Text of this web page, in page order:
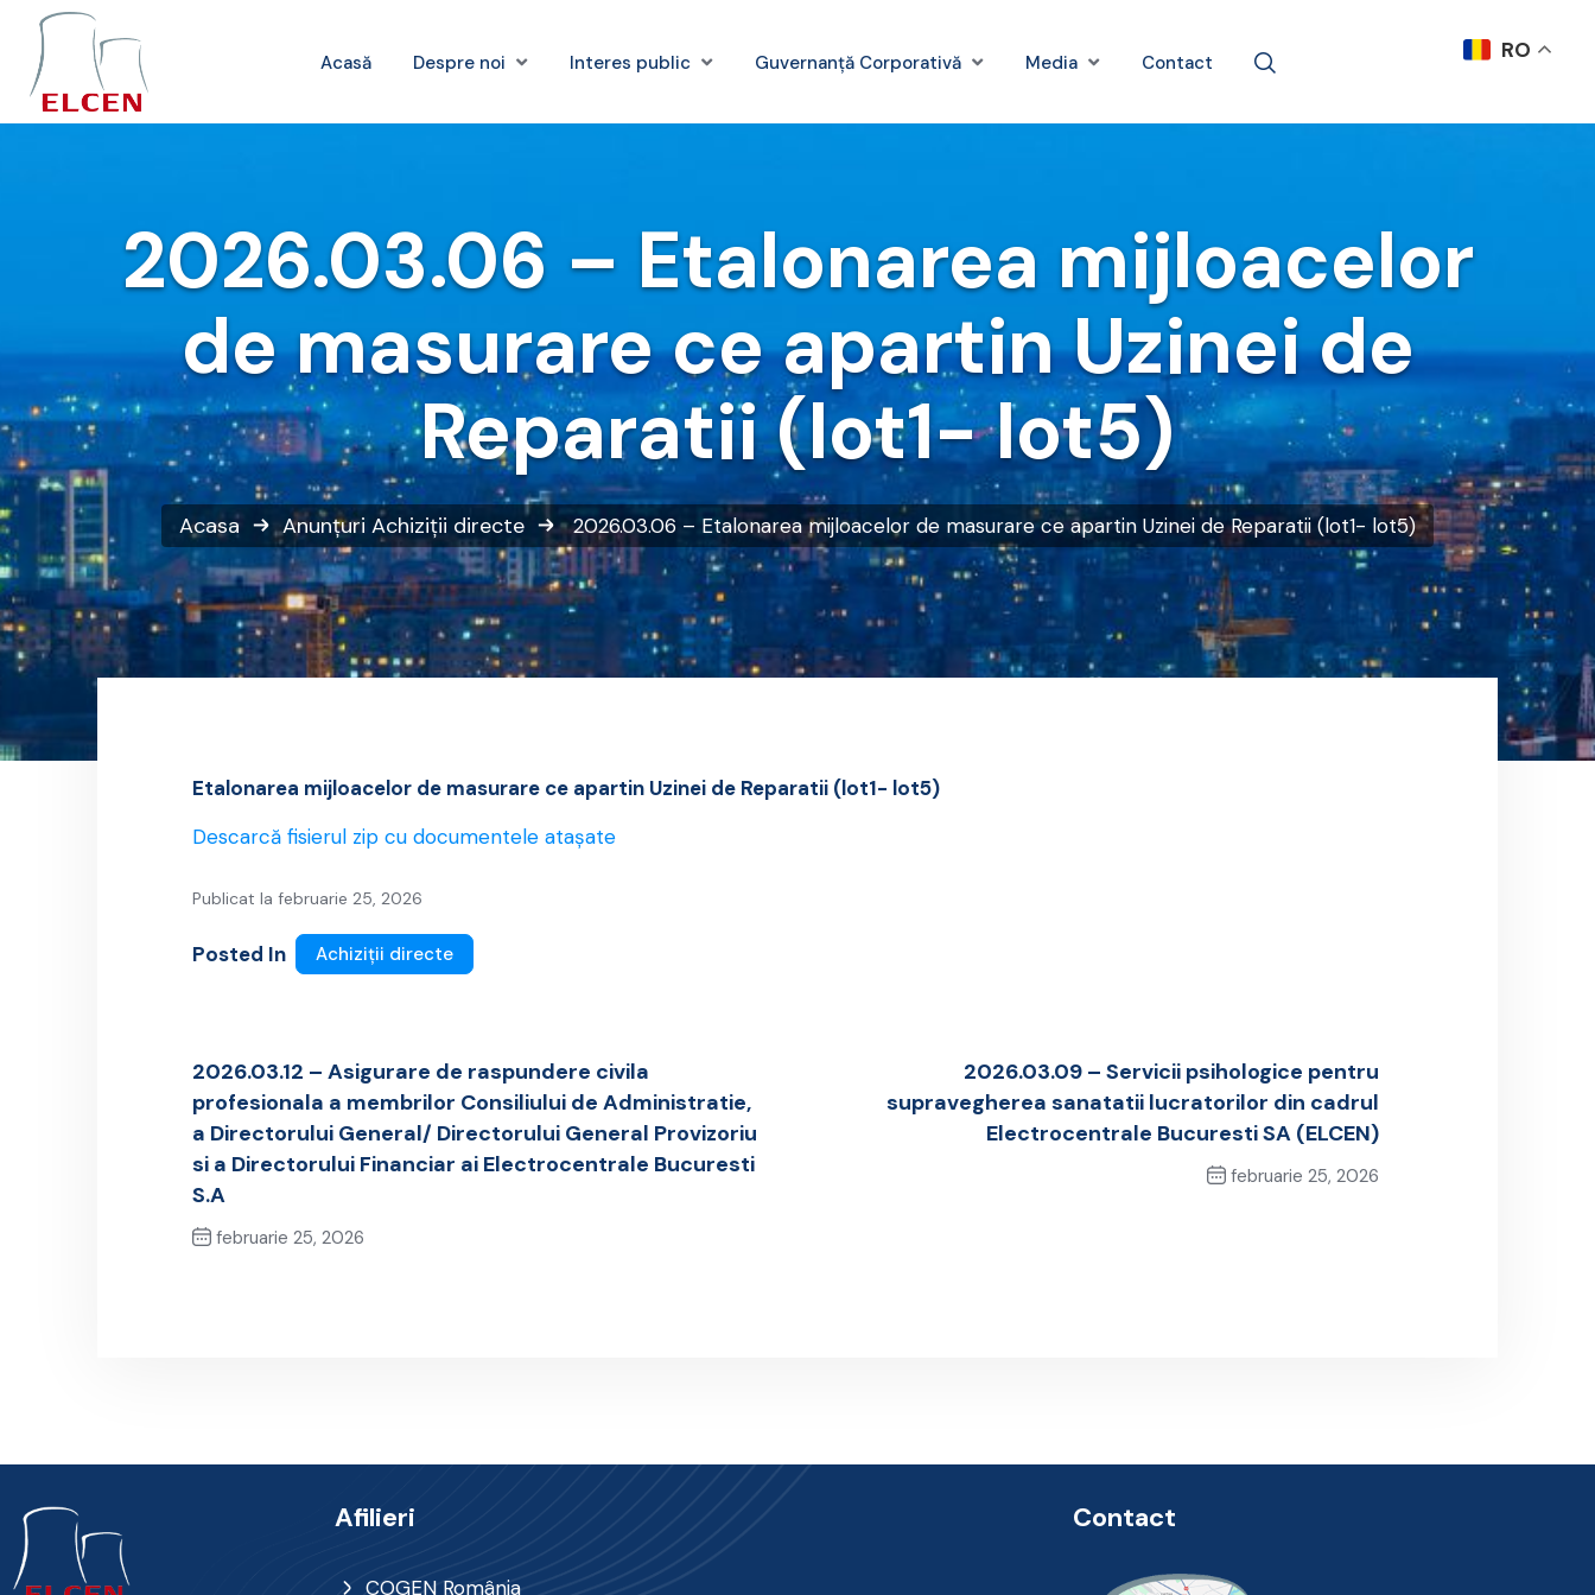
Acasă Despre noi Interes public Guvernanță Corporativă Media Contact
2026.03.06 – Etalonarea mijloacelor
de masurare ce apartin Uzinei de
Reparatii (lot1- lot5)
Acasa Anunțuri Achiziții directe 2026.03.06 – Etalonarea mijloacelor de masurare ce apartin Uzinei de Reparatii (lot1- lot5)
Etalonarea mijloacelor de masurare ce apartin Uzinei de Reparatii (lot1- lot5)
Descarcă fisierul zip cu documentele atașate
Publicat la februarie 25, 2026
Posted In Achiziții directe
2026.03.12 – Asigurare de raspundere civila
profesionala a membrilor Consiliului de Administratie,
a Directorului General/ Directorului General Provizoriu
si a Directorului Financiar ai Electrocentrale Bucuresti
S.A
februarie 25, 2026
2026.03.09 – Servicii psihologice pentru
supravegherea sanatatii lucratorilor din cadrul
Electrocentrale Bucuresti SA (ELCEN)
februarie 25, 2026
Afilieri
COGEN România
Contact
RO